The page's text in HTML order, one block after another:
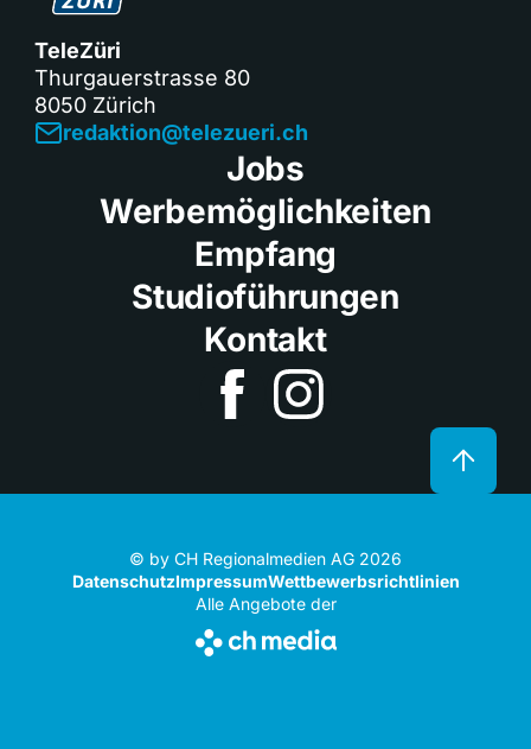
TeleZüri
Thurgauerstrasse 80
8050 Zürich
redaktion@telezueri.ch
Jobs
Werbemöglichkeiten
Empfang
Studioführungen
Kontakt
© by CH Regionalmedien AG 2026
DatenschutzImpressumWettbewerbsrichtlinien
Alle Angebote der